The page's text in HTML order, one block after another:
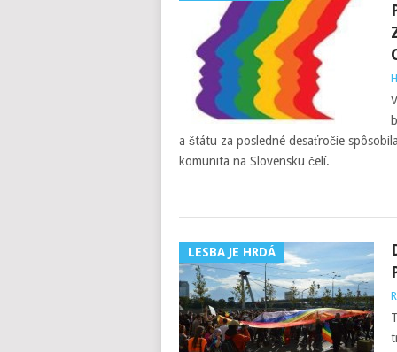
a štátu za posledné desaťročie
komunita na Slovensku čelí.
LESBA JE HRDÁ